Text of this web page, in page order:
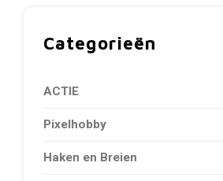
Categorieën
ACTIE
Pixelhobby
Haken en Breien